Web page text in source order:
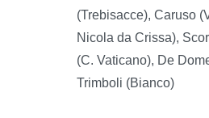
(Trebisacce), Caruso
Nicola da Crissa),
(C. Vaticano), De
Trimboli (Bianco)